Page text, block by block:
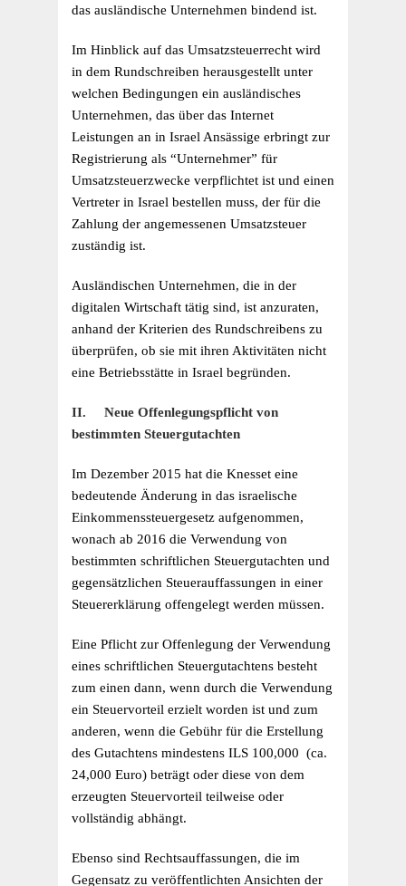
das ausländische Unternehmen bindend ist.
Im Hinblick auf das Umsatzsteuerrecht wird
in dem Rundschreiben herausgestellt unter
welchen Bedingungen ein ausländisches
Unternehmen, das über das Internet
Leistungen an in Israel Ansässige erbringt zur
Registrierung als “Unternehmer” für
Umsatzsteuerzwecke verpflichtet ist und einen
Vertreter in Israel bestellen muss, der für die
Zahlung der angemessenen Umsatzsteuer
zuständig ist.
Ausländischen Unternehmen, die in der
digitalen Wirtschaft tätig sind, ist anzuraten,
anhand der Kriterien des Rundschreibens zu
überprüfen, ob sie mit ihren Aktivitäten nicht
eine Betriebsstätte in Israel begründen.
II. Neue Offenlegungspflicht von
bestimmten Steuergutachten
Im Dezember 2015 hat die Knesset eine
bedeutende Änderung in das israelische
Einkommenssteuergesetz aufgenommen,
wonach ab 2016 die Verwendung von
bestimmten schriftlichen Steuergutachten und
gegensätzlichen Steuerauffassungen in einer
Steuererklärung offengelegt werden müssen.
Eine Pflicht zur Offenlegung der Verwendung
eines schriftlichen Steuergutachtens besteht
zum einen dann, wenn durch die Verwendung
ein Steuervorteil erzielt worden ist und zum
anderen, wenn die Gebühr für die Erstellung
des Gutachtens mindestens ILS 100,000 (ca.
24,000 Euro) beträgt oder diese von dem
erzeugten Steuervorteil teilweise oder
vollständig abhängt.
Ebenso sind Rechtsauffassungen, die im
Gegensatz zu veröffentlichten Ansichten der